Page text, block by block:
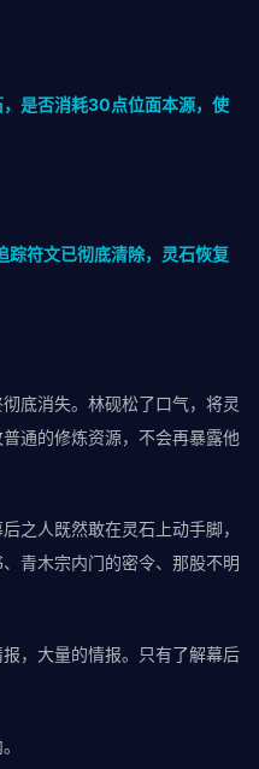
，是否消耗30点位面本源，使
踪符文已彻底清除，灵石恢复
底消失。林砚松了口气，将灵
通的修炼资源，不会再暴露他
之人既然敢在灵石上动手脚，
青木宗内门的密令、那股不明
，大量的情报。只有了解幕后